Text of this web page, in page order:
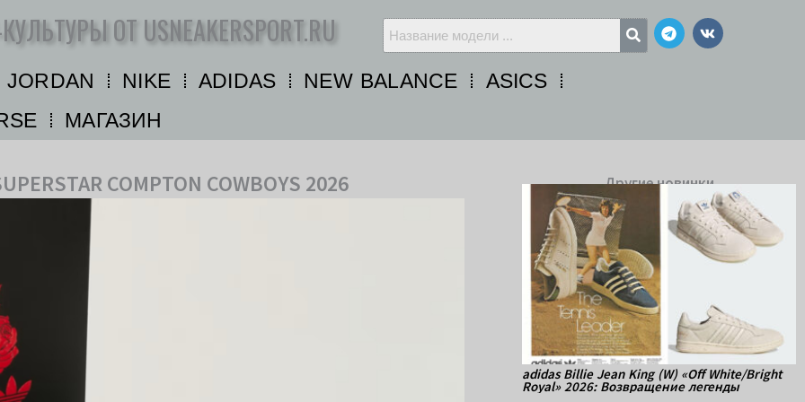
ОТ USNEAKERSPORT.RU Telegram
Vk
JORDAN NIKE ADIDAS NEW BALANCE
ASICS
МАГАЗИН
COMPTON COWBOYS 2026 Другие новинки
adidas Billie Jean King (W) «Off White/Bright
Royal» 2026: Возвращение легенды